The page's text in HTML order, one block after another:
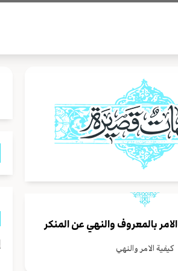
الامر بالمعروف والنهي عن المنكر
كيفية الامر والنهي